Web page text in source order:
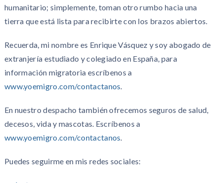
humanitario; simplemente, toman otro rumbo hacia una
tierra que está lista para recibirte con los brazos abiertos.
Recuerda, mi nombre es Enrique Vásquez y soy abogado de
extranjería estudiado y colegiado en España, para
información migratoria escríbenos a
www.yoemigro.com/contactanos.
En nuestro despacho también ofrecemos seguros de salud,
decesos, vida y mascotas. Escríbenos a
www.yoemigro.com/contactanos.
Puedes seguirme en mis redes sociales: